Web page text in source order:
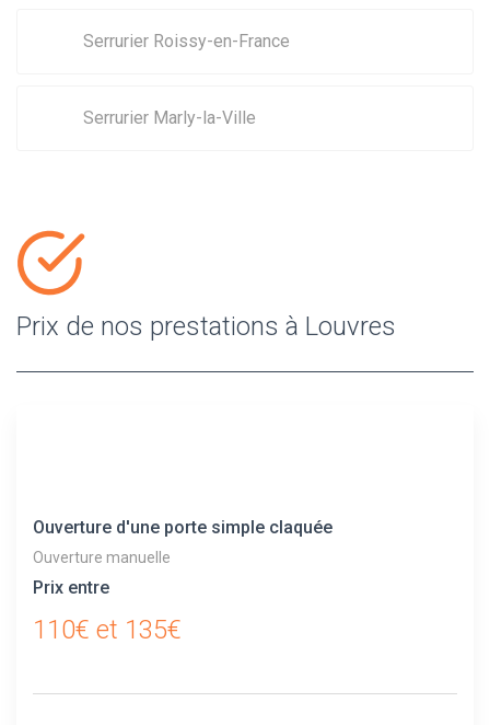
Serrurier Roissy-en-France
Serrurier Marly-la-Ville
Prix de nos prestations à Louvres
Ouverture d'une porte simple claquée
Ouverture manuelle
Prix entre
110€ et 135€